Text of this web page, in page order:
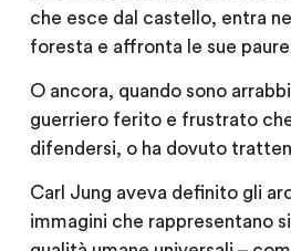
che esce dal castello, entra
foresta e affronta le sue
O ancora, quando sono
guerriero ferito e frustrato
difendersi, o ha dovuto
Carl Jung aveva definito gli
immagini che rappresentano